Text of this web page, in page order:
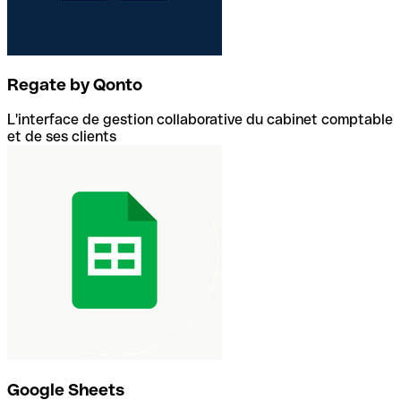
Regate by Qonto
L'interface de gestion collaborative du cabinet comptable
et de ses clients
Google Sheets